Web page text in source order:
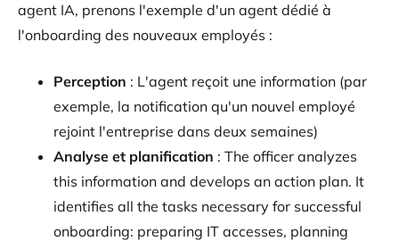
agent IA, prenons l'exemple d'un agent dédié à
l'onboarding des nouveaux employés :
Perception : L'agent reçoit une information (par
exemple, la notification qu'un nouvel employé
rejoint l'entreprise dans deux semaines)
Analyse et planification : The officer analyzes
this information and develops an action plan. It
identifies all the tasks necessary for successful
onboarding: preparing IT accesses, planning